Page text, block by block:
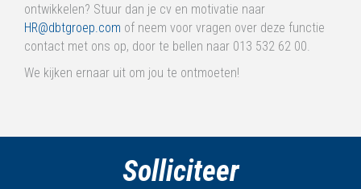
ontwikkelen? Stuur dan je cv en motivatie naar
HR@dbtgroep.com of neem voor vragen over deze functie
contact met ons op, door te bellen naar 013 532 62 00.
We kijken ernaar uit om jou te ontmoeten!
Solliciteer